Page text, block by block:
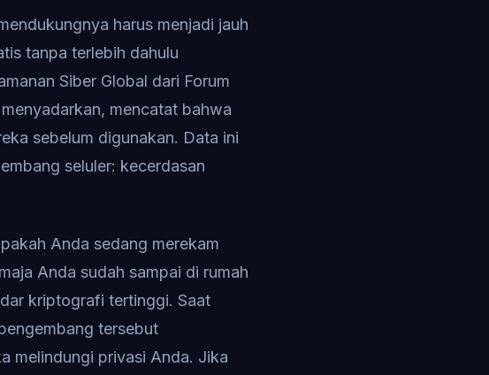
harus menjadi jauh
tanpa terlebih dahulu
Siber Global dari Forum
mencatat bahwa
sebelum digunakan. Data ini
seluler: kecerdasan
Anda sedang merekam
Anda sudah sampai di rumah
kriptografi tertinggi. Saat
tersebut
melindungi privasi Anda. Jika